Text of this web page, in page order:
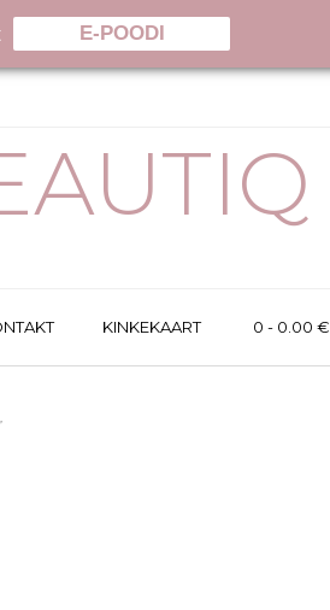
KINKEKAART 0 - 0.00 €
E-POODI